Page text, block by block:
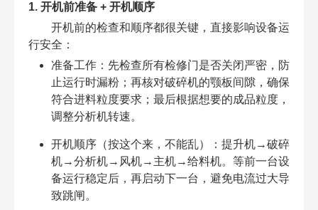
1. 开机前准备 + 开机顺序
开机前的检查和顺序都很关键，直接影响设备运
行安全：
准备工作：先检查所有检修门是否关闭严密，防
止运行时漏粉；再核对破碎机的颚板间隙，确保
符合进料粒度要求；最后根据想要的成品粒度，
调整分析机转速。
开机顺序（按这个来，不能乱）：提升机→破碎
机→分析机→风机→主机→给料机。等前一台设
备运行稳定后，再启动下一台，避免电流过大导
致跳闸。